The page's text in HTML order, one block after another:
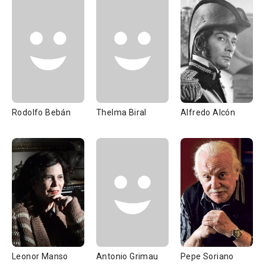
Rodolfo Bebán Thelma Biral Alfredo Alcón
Leonor Manso Antonio Grimau Pepe Soriano